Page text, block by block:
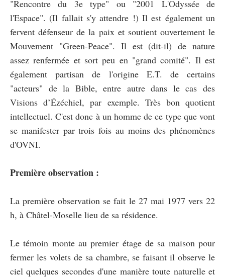
"Rencontre du 3e type" ou "2001 L'Odyssée de
l'Espace". (Il fallait s'y attendre !) Il est également un
fervent défenseur de la paix et soutient ouvertement le
Mouvement "Green-Peace". Il est (dit-il) de nature
assez renfermée et sort peu en "grand comité". Il est
également partisan de l'origine E.T. de certains
"acteurs" de la Bible, entre autre dans le cas des
Visions d’Ézéchiel, par exemple. Très bon quotient
intellectuel. C'est donc à un homme de ce type que vont
se manifester par trois fois au moins des phénomènes
d'OVNI.
Première observation :
La première observation se fait le 27 mai 1977 vers 22
h, à Châtel-Moselle lieu de sa résidence.
Le témoin monte au premier étage de sa maison pour
fermer les volets de sa chambre, se faisant il observe le
ciel quelques secondes d'une manière toute naturelle et